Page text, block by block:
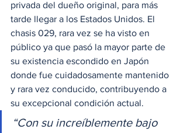
privada del dueño original, para más
tarde llegar a los Estados Unidos. El
chasis 029, rara vez se ha visto en
público ya que pasó la mayor parte de
su existencia escondido en Japón
donde fue cuidadosamente mantenido
y rara vez conducido, contribuyendo a
su excepcional condición actual.
“Con su increíblemente bajo